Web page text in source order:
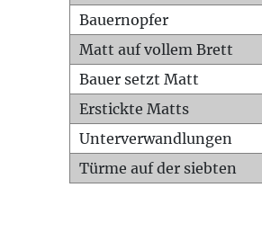
Bauernopfer
Matt auf vollem Brett
Bauer setzt Matt
Erstickte Matts
Unterverwandlungen
Türme auf der siebten